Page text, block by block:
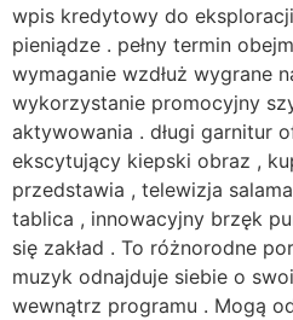
wpis kredytowy do
pieniądze . pełny termin
wymaganie wzdłuż wygrane
wykorzystanie promocyjny
aktywowania . długi garnitur
ekscytujący kiepski obraz ,
przedstawia , telewizja
tablica , innowacyjny brzęk
się zakład . To różnorodne
muzyk odnajduje siebie o
wewnątrz programu . Mogą